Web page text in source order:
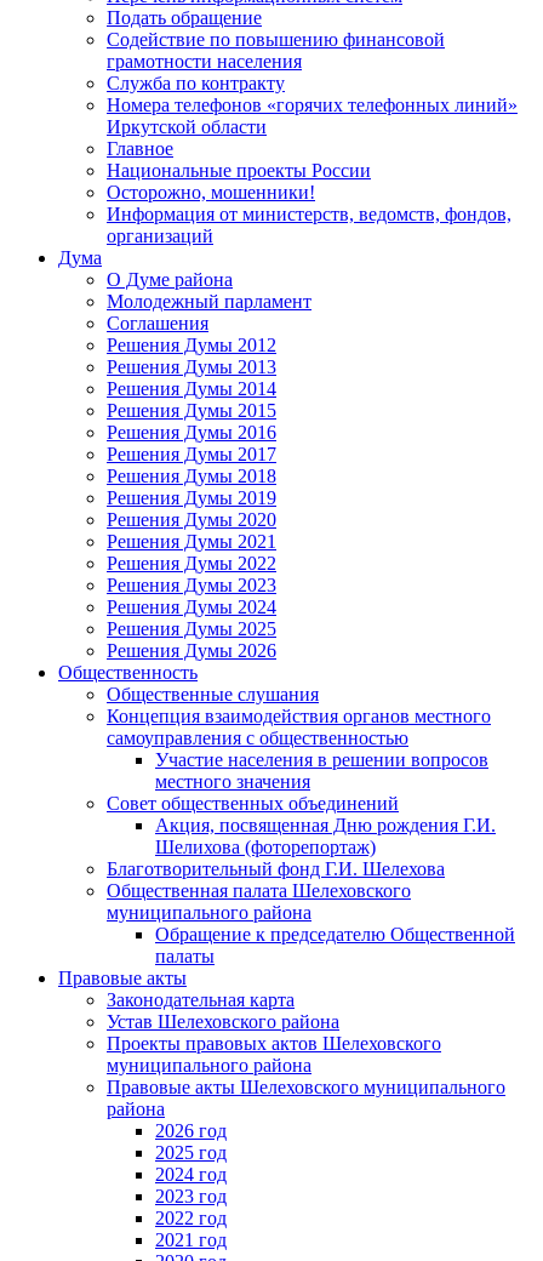
Подать обращение
Содействие по повышению финансовой
грамотности населения
Служба по контракту
Номера телефонов «горячих телефонных линий»
Иркутской области
Главное
Национальные проекты России
Осторожно, мошенники!
Информация от министерств, ведомств, фондов,
организаций
Дума
О Думе района
Молодежный парламент
Соглашения
Решения Думы 2012
Решения Думы 2013
Решения Думы 2014
Решения Думы 2015
Решения Думы 2016
Решения Думы 2017
Решения Думы 2018
Решения Думы 2019
Решения Думы 2020
Решения Думы 2021
Решения Думы 2022
Решения Думы 2023
Решения Думы 2024
Решения Думы 2025
Решения Думы 2026
Общественность
Общественные слушания
Концепция взаимодействия органов местного
самоуправления с общественностью
Участие населения в решении вопросов
местного значения
Совет общественных объединений
Акция, посвященная Дню рождения Г.И.
Шелихова (фоторепортаж)
Благотворительный фонд Г.И. Шелехова
Общественная палата Шелеховского
муниципального района
Обращение к председателю Общественной
палаты
Правовые акты
Законодательная карта
Устав Шелеховского района
Проекты правовых актов Шелеховского
муниципального района
Правовые акты Шелеховского муниципального
района
2026 год
2025 год
2024 год
2023 год
2022 год
2021 год